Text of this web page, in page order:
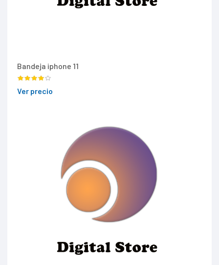
Bandeja iphone 11
Ver precio